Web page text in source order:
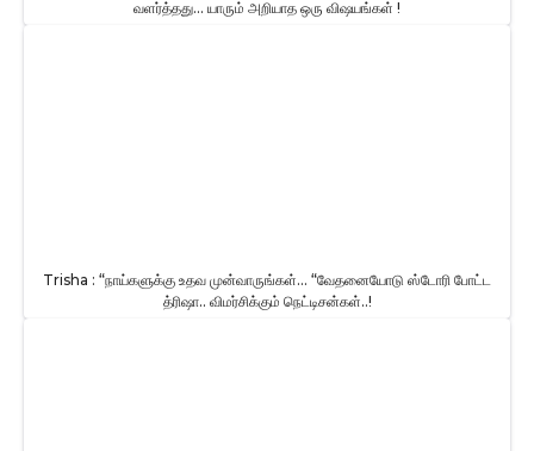
வளர்த்தது… யாரும் அறியாத ஒரு விஷயங்கள் !
Trisha : “நாய்களுக்கு உதவ முன்வாருங்கள்… “வேதனையோடு ஸ்டோரி போட்ட
த்ரிஷா.. விமர்சிக்கும் நெட்டிசன்கள்..!